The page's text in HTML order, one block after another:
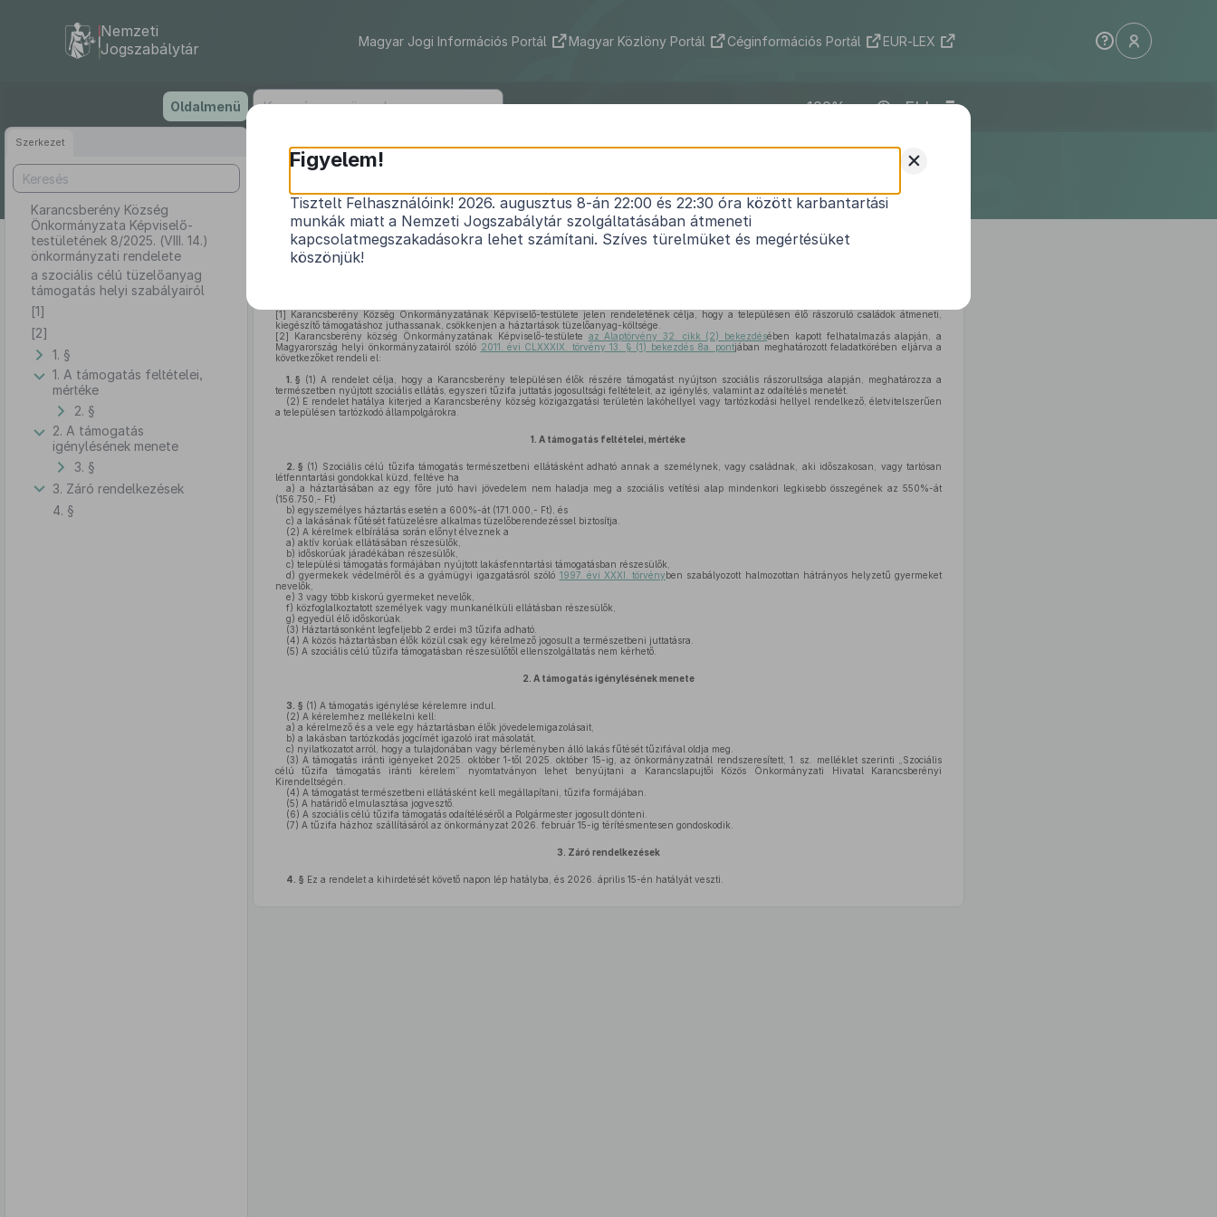
tartalomra
Nemzeti
Jogszabálytár
Magyar Jogi Információs Portál Magyar Közlöny Portál Céginformációs Portál EUR-LEX
Oldalmenü ELI
Szerkezet
Karancsberény Község
Önkormányzata Képviselő-
testületének 8/2025. (VIII. 14.)
önkormányzati rendelete
a szociális célú tüzelőanyag
támogatás helyi szabályairól
[1]
[2]
1. §
1. A támogatás feltételei,
mértéke
2. §
2. A támogatás
igénylésének menete
3. §
3. Záró rendelkezések
4. §
Karancsberény Község Önkormányzata Képviselő-
testületének 8/2025. (VIII. 14.) önkormányzati rendelete
a szociális célú tüzelőanyag támogatás helyi szabályairól
[1] Karancsberény Község Önkormányzatának Képviselő-testülete jelen rendeletének célja, hogy a településen élő rászoruló családok átmeneti,
kiegészítő támogatáshoz juthassanak, csökkenjen a háztartások tüzelőanyag-költsége.
[2] Karancsberény község Önkormányzatának Képviselő-testülete az Alaptörvény 32. cikk (2) bekezdésében kapott felhatalmazás alapján, a
Magyarország helyi önkormányzatairól szóló 2011. évi CLXXXIX. törvény 13. § (1) bekezdés 8a. pontjában meghatározott feladatkörében eljárva a
következőket rendeli el:
1. § (1) A rendelet célja, hogy a Karancsberény településen élők részére támogatást nyújtson szociális rászorultsága alapján, meghatározza a
természetben nyújtott szociális ellátás, egyszeri tűzifa juttatás jogosultsági feltételeit, az igénylés, valamint az odaítélés menetét.
(2) E rendelet hatálya kiterjed a Karancsberény község közigazgatási területén lakóhellyel vagy tartózkodási hellyel rendelkező, életvitelszerűen
a településen tartózkodó állampolgárokra.
1. A támogatás feltételei, mértéke
2. § (1) Szociális célú tűzifa támogatás természetbeni ellátásként adható annak a személynek, vagy családnak, aki időszakosan, vagy tartósan
létfenntartási gondokkal küzd, feltéve ha
a) a háztartásában az egy főre jutó havi jövedelem nem haladja meg a szociális vetítési alap mindenkori legkisebb összegének az 550%-át
(156.750,- Ft)
b) egyszemélyes háztartás esetén a 600%-át (171.000,- Ft), és
c) a lakásának fűtését fatüzelésre alkalmas tüzelőberendezéssel biztosítja.
(2) A kérelmek elbírálása során előnyt élveznek a
a) aktív korúak ellátásában részesülők,
b) időskorúak járadékában részesülők,
c) települési támogatás formájában nyújtott lakásfenntartási támogatásban részesülők,
d) gyermekek védelméről és a gyámügyi igazgatásról szóló 1997. évi XXXI. törvényben szabályozott halmozottan hátrányos helyzetű gyermeket
nevelők,
e) 3 vagy több kiskorú gyermeket nevelők,
f) közfoglalkoztatott személyek vagy munkanélküli ellátásban részesülők,
g) egyedül élő időskorúak.
(3) Háztartásonként legfeljebb 2 erdei m3 tűzifa adható.
(4) A közös háztartásban élők közül csak egy kérelmező jogosult a természetbeni juttatásra.
(5) A szociális célú tűzifa támogatásban részesülőtől ellenszolgáltatás nem kérhető.
2. A támogatás igénylésének menete
3. § (1) A támogatás igénylése kérelemre indul.
(2) A kérelemhez mellékelni kell:
a) a kérelmező és a vele egy háztartásban élők jövedelemigazolásait,
b) a lakásban tartózkodás jogcímét igazoló irat másolatát,
c) nyilatkozatot arról, hogy a tulajdonában vagy bérleményben álló lakás fűtését tűzifával oldja meg.
(3) A támogatás iránti igényeket 2025. október 1-től 2025. október 15-ig, az önkormányzatnál rendszeresített, 1. sz. melléklet szerinti „Szociális
célú tűzifa támogatás iránti kérelem” nyomtatványon lehet benyújtani a Karancslapujtői Közös Önkormányzati Hivatal Karancsberényi
Kirendeltségén.
(4) A támogatást természetbeni ellátásként kell megállapítani, tűzifa formájában.
(5) A határidő elmulasztása jogvesztő.
(6) A szociális célú tűzifa támogatás odaítéléséről a Polgármester jogosult dönteni.
(7) A tűzifa házhoz szállításáról az önkormányzat 2026. február 15-ig térítésmentesen gondoskodik.
3. Záró rendelkezések
4. § Ez a rendelet a kihirdetését követő napon lép hatályba, és 2026. április 15-én hatályát veszti.
+
Figyelem!
Tisztelt Felhasználóink! 2026. augusztus 8-án 22:00 és 22:30 óra között karbantartási
munkák miatt a Nemzeti Jogszabálytár szolgáltatásában átmeneti
kapcsolatmegszakadásokra lehet számítani. Szíves türelmüket és megértésüket
köszönjük!